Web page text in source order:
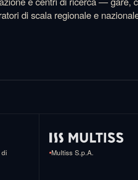
di scala regionale e
Multiss S.p.A.